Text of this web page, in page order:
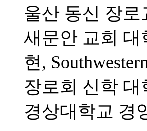
울산 동신 장
새문안 교회 대
현,
장로회 신학
경상대학교 경